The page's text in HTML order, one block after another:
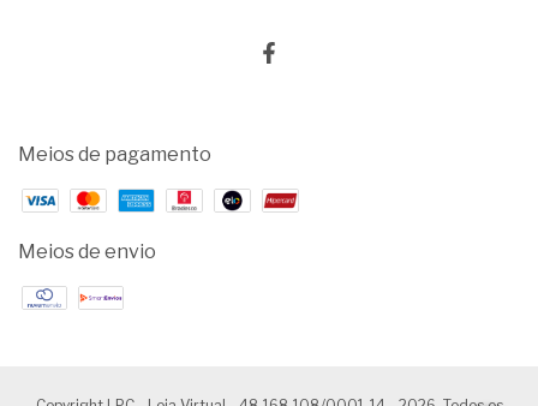
Meios de pagamento
Meios de envio